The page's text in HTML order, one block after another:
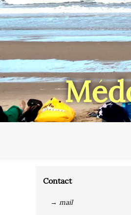
Contact
→ mail